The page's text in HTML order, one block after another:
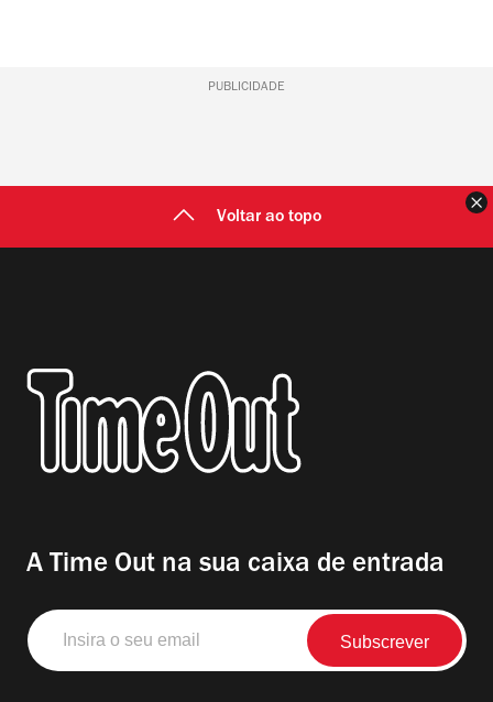
PUBLICIDADE
Voltar ao topo
A Time Out na sua caixa de entrada
Insira
o
seu